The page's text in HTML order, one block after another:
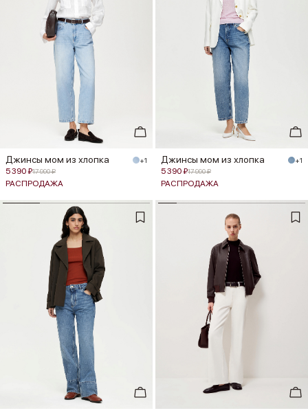
Джинсы мом из хлопка +1
5 390 ₽17 990 ₽
РАСПРОДАЖА
Джинсы мом из хлопка +1
5 390 ₽17 990 ₽
РАСПРОДАЖА